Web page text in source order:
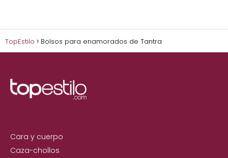
TopEstilo Bolsos para enamorados de Tantra
Cara y cuerpo
Caza-chollos